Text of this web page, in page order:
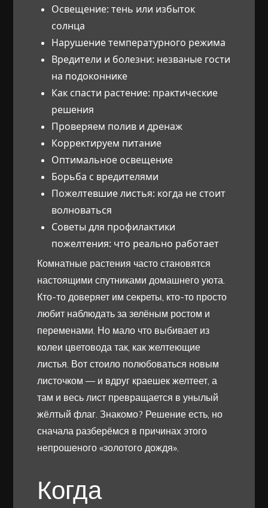
Освещение: тень или избыток
солнца
Нарушение температурного режима
Вредители и болезни: незваные гости
на подоконнике
Как спасти растение: практические
решения
Проверяем полив и дренаж
Корректируем питание
Оптимальное освещение
Борьба с вредителями
Пожелтевшие листья: когда не стоит
волноваться
Советы для профилактики
пожелтения: что реально работает
Комнатные растения часто становятся
настоящими спутниками домашнего уюта.
Кто-то доверяет им секреты, кто-то просто
любит наблюдать за зелёным ростом и
переменами. Но мало что выбивает из
колеи цветовода так, как желтеющие
листья. Вот стоило полюбоваться новым
листочком — и вдруг краешек желтеет, а
там и весь лист превращается в унылый
жёлтый флаг. Знакомо? Решение есть, но
сначала разберёмся в причинах этого
непрошеного «золотого дождя».
Когда